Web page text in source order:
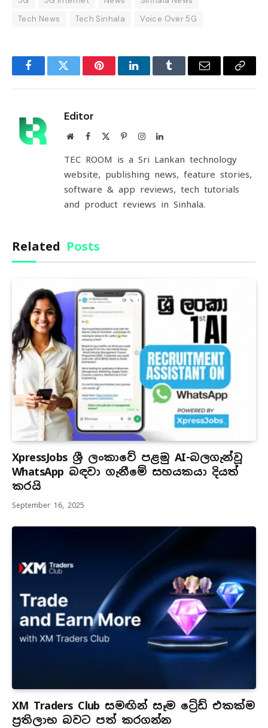
Tech News
Tech Sinhala Voice Over 5G
FacebookTwitter PinterestLinkedInTumblr Email
Copy
Editor
WebsiteFacebook PinterestInstagramLinkedIn
TEC ROOM is a Sri Lankan technology
website, publishing news, feature stories,
software & app reviews, tech tutorials
and product reviews in Sinhala.
Related Posts
XpressJobs ශ්‍රී ලංකාවේ පළමු AI-බලගැන්වූ
WhatsApp බඳවා ගැනීමේ සහයකයා දියත්
කරයි
September 16, 2025
XM Traders Club සමඟින් සෑම ට්‍රේඩ් එකක්ම
ප්‍රතිලාභ බවට පත් කරගන්න